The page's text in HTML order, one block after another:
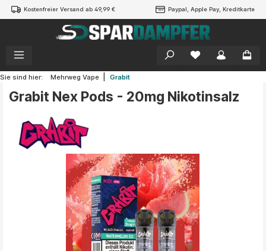
springen
Kostenfreier Versand ab 49,99 € Paypal, Apple Pay, Kreditkarte
Sie sind hier: Mehrweg Vape Grabit
Grabit Nex Pods - 20mg Nikotinsalz
Bildergalerie überspringen